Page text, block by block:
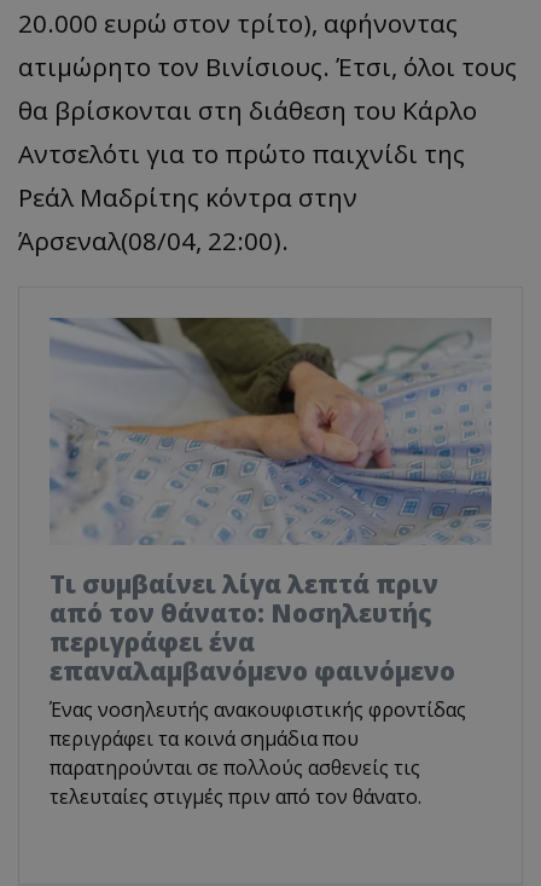
20.000 ευρώ στον τρίτο), αφήνοντας
ατιμώρητο τον Βινίσιους. Έτσι, όλοι τους
θα βρίσκονται στη διάθεση του Κάρλο
Αντσελότι για το πρώτο παιχνίδι της
Ρεάλ Μαδρίτης κόντρα στην
Άρσεναλ(08/04, 22:00).
Τι συμβαίνει λίγα λεπτά πριν
από τον θάνατο: Νοσηλευτής
περιγράφει ένα
επαναλαμβανόμενο φαινόμενο
Ένας νοσηλευτής ανακουφιστικής φροντίδας
περιγράφει τα κοινά σημάδια που
παρατηρούνται σε πολλούς ασθενείς τις
τελευταίες στιγμές πριν από τον θάνατο.